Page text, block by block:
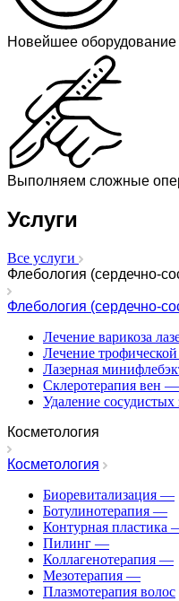
Новейшее оборудование
Выполняем сложные
Услуги
Все услуги
Флебология (сердечно-
Флебология (сердечно-
Лечение варикоза
Лечение
Лазерная
Cклеротерапия вен —
Удаление сосудистых
Косметология
Косметология
Биоревитализация —
Ботулинотерапия —
Контурная пластика
Пилинг —
Коллагенотерапия —
Мезотерапия —
Плазмотерапия волос